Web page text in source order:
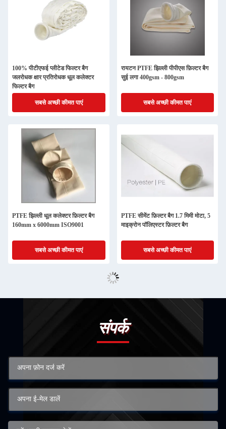
100% पीटीएफई प्लीटेड फिल्टर बैग
जलरोधक क्षार प्रतिरोधक धूल कलेक्टर
फिल्टर बैग
सबसे अच्छी कीमत पाएं
रायटन PTFE झिल्ली पीपीएस फ़िल्टर बैग
सुई लगा 400gsm - 800gsm
सबसे अच्छी कीमत पाएं
PTFE झिल्ली धूल कलेक्टर फ़िल्टर बैग
160mm x 6000mm ISO9001
सबसे अच्छी कीमत पाएं
PTFE सीमेंट फ़िल्टर बैग 1.7 मिमी मोटा, 5
माइक्रोन पॉलिएस्टर फ़िल्टर बैग
सबसे अच्छी कीमत पाएं
संपर्क